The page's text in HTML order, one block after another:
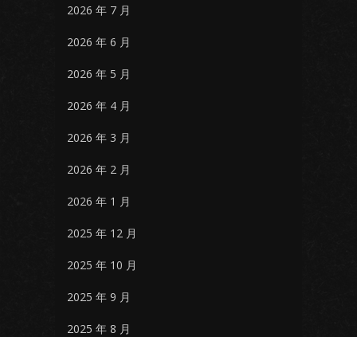
2026 年 7 月
2026 年 6 月
2026 年 5 月
2026 年 4 月
2026 年 3 月
2026 年 2 月
2026 年 1 月
2025 年 12 月
2025 年 10 月
2025 年 9 月
2025 年 8 月